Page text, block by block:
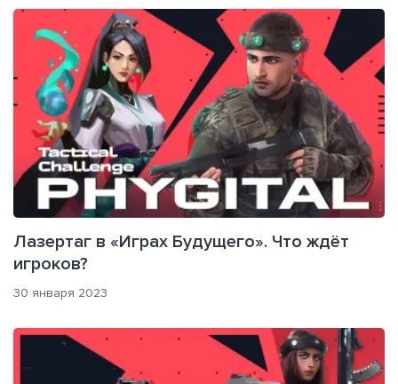
Лазертаг в «Играх Будущего». Что ждёт
игроков?
30 января 2023